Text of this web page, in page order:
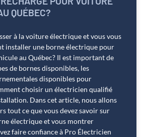
QUÉBEC?
à la voiture électrique et vous vous
installer une borne électrique pour
au Québec? Il est important de
de bornes disponibles, les
disponibles pour
choisir un électricien qualifié
Dans cet article, nous allons
tout ce que vous devez savoir sur
électrique et vous montrer
faire confiance à Pro Électricien